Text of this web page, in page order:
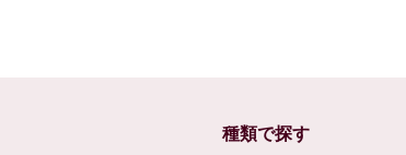
種類で探す